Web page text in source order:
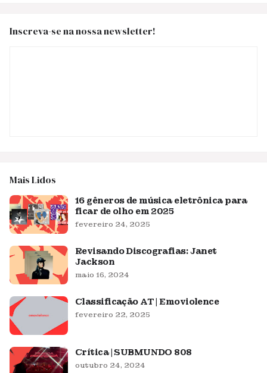
Inscreva-se na nossa newsletter!
Mais Lidos
16 gêneros de música eletrônica para
ficar de olho em 2025
fevereiro 24, 2025
Revisando Discografias: Janet
Jackson
maio 16, 2024
Classificação AT | Emoviolence
fevereiro 22, 2025
Crítica | SUBMUNDO 808
outubro 24, 2024